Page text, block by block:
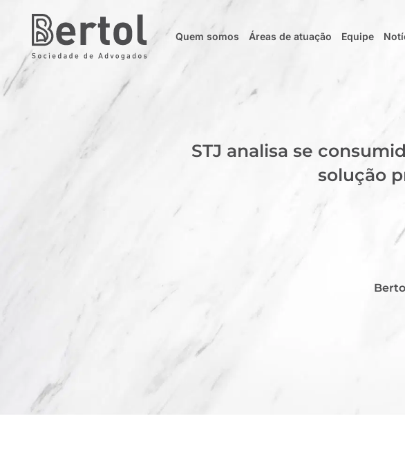
Quem somos Áreas de atuação Equipe
STJ analisa se
solução